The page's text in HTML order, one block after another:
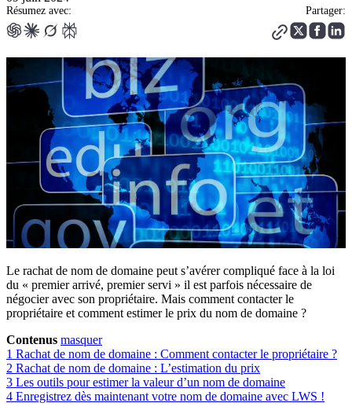
Résumez avec: Partager:
Le rachat de nom de domaine peut s’avérer compliqué face à la loi
du « premier arrivé, premier servi » il est parfois nécessaire de
négocier avec son propriétaire. Mais comment contacter le
propriétaire et comment estimer le prix du nom de domaine ?
Contenus masquer
1 Rachat de nom de domaine : Comment contacter le propriétaire ?
2 Rachat de nom de domaine : L’estimation du prix
3 Les outils pour estimer la valeur d’un nom de domaine
4 Enregistrez dès maintenant votre nom de domaine avec LWS !